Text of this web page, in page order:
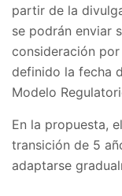
partir de la
se podrán enviar
consideración por
definido la fecha
Modelo
En la propuesta,
transición de 5
adaptarse